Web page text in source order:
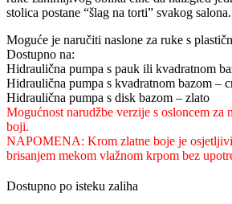
stolica postane “šlag na torti” svakog salona.
Moguće je naručiti naslone za ruke s
Dostupno na:
Hidraulična pumpa s pauk ili kvadratnom
Hidraulična pumpa s kvadratnom bazom –
Hidraulična pumpa s disk bazom – zlato
Mogućnost narudžbe verzije s osloncem za
boji.
NAPOMENA: Krom zlatne boje je
brisanjem mekom vlažnom krpom bez
Dostupno po isteku zaliha